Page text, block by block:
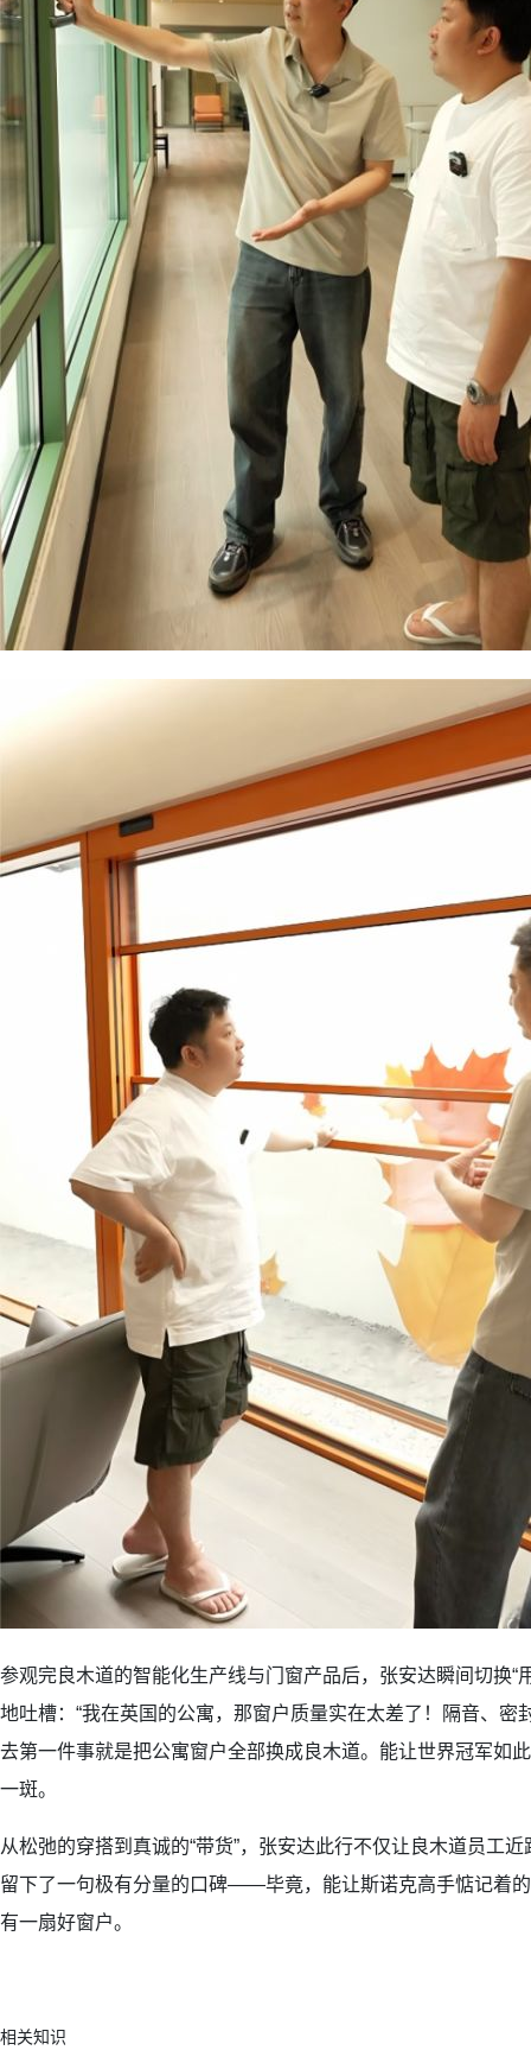
参观完良木道的智能化生产线与门窗产品后，张安达瞬间切换“
地吐槽：“我在英国的公寓，那窗户质量实在太差了！隔音、密
去第一件事就是把公寓窗户全部换成良木道。能让世界冠军如
一斑。
从松弛的穿搭到真诚的“带货”，张安达此行不仅让良木道员工
留下了一句极有分量的口碑——毕竟，能让斯诺克高手惦记着
有一扇好窗户。
相关知识